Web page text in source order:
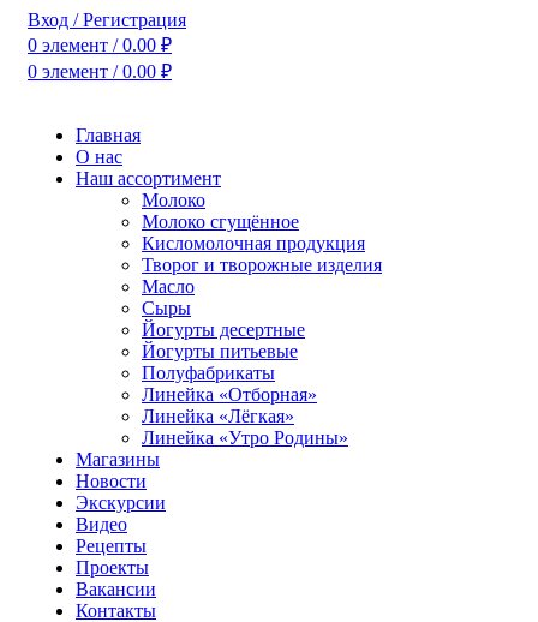
Вход / Регистрация
0 элемент / 0.00 ₽
0 элемент / 0.00 ₽
Главная
О нас
Наш ассортимент
Молоко
Молоко сгущённое
Кисломолочная продукция
Творог и творожные изделия
Масло
Сыры
Йогурты десертные
Йогурты питьевые
Полуфабрикаты
Линейка «Отборная»
Линейка «Лёгкая»
Линейка «Утро Родины»
Магазины
Новости
Экскурсии
Видео
Рецепты
Проекты
Вакансии
Контакты